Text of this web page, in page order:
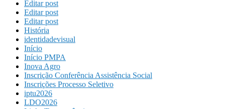
Editar post
Editar post
Editar post
História
identidadevisual
Início
Início PMPA
Inova Agro
Inscrição Conferência Assistência Social
Inscrições Processo Seletivo
iptu2026
LDO2026